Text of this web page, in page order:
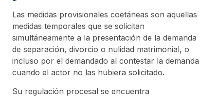
Las medidas provisionales coetáneas son aquellas
medidas temporales que se solicitan
simultáneamente a la presentación de la demanda
de separación, divorcio o nulidad matrimonial, o
incluso por el demandado al contestar la demanda
cuando el actor no las hubiera solicitado.
Su regulación procesal se encuentra